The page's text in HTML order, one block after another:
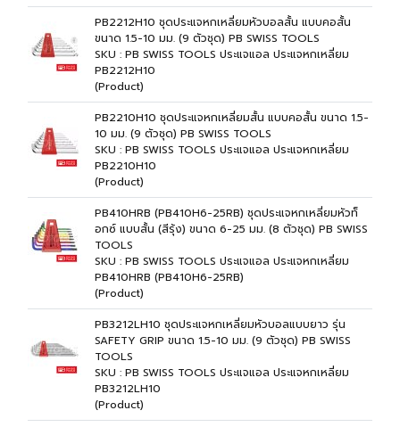
PB2212H10 ชุดประแจหกเหลี่ยมหัวบอลสั้น แบบคอสั้น
ขนาด 1.5-10 มม. (9 ตัวชุด) PB SWISS TOOLS
SKU : PB SWISS TOOLS ประแจแอล ประแจหกเหลี่ยม
PB2212H10
(Product)
PB2210H10 ชุดประแจหกเหลี่ยมสั้น แบบคอสั้น ขนาด 1.5-
10 มม. (9 ตัวชุด) PB SWISS TOOLS
SKU : PB SWISS TOOLS ประแจแอล ประแจหกเหลี่ยม
PB2210H10
(Product)
PB410HRB (PB410H6-25RB) ชุดประแจหกเหลี่ยมหัวท็
อกซ์ แบบสั้น (สีรุ้ง) ขนาด 6-25 มม. (8 ตัวชุด) PB SWISS
TOOLS
SKU : PB SWISS TOOLS ประแจแอล ประแจหกเหลี่ยม
PB410HRB (PB410H6-25RB)
(Product)
PB3212LH10 ชุดประแจหกเหลี่ยมหัวบอลแบบยาว รุ่น
SAFETY GRIP ขนาด 1.5-10 มม. (9 ตัวชุด) PB SWISS
TOOLS
SKU : PB SWISS TOOLS ประแจแอล ประแจหกเหลี่ยม
PB3212LH10
(Product)